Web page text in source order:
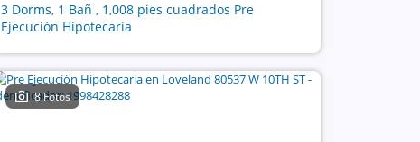
3 Dorms, 1 Bañ , 1,008 pies cuadrados Pre
Ejecución Hipotecaria
8 Fotos